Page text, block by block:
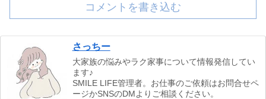
コメントを書き込む
さっちー
大家族の悩みやラク家事について情報発信してい
ます♪
SMILE LIFE管理者。お仕事のご依頼はお問合せペ
ージかSNSのDMよりご相談ください。